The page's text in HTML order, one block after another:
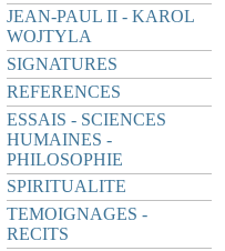
JEAN-PAUL II - KAROL
WOJTYLA
SIGNATURES
REFERENCES
ESSAIS - SCIENCES
HUMAINES -
PHILOSOPHIE
SPIRITUALITE
TEMOIGNAGES -
RECITS